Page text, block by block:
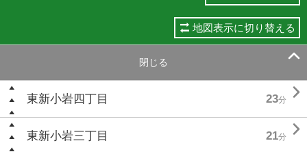
地図表示に切り替える
閉じる 
東新小岩四丁目 23分 
東新小岩三丁目 21分 